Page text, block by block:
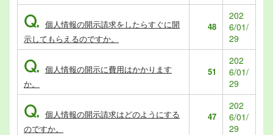
Q. 個人情報の開示請求をしたらすぐに開
示してもらえるのですか。
48
202
6/01/
29
Q. 個人情報の開示に費用はかかります
か。
51
202
6/01/
29
Q. 個人情報の開示請求はどのようにする
のですか。
47
202
6/01/
29